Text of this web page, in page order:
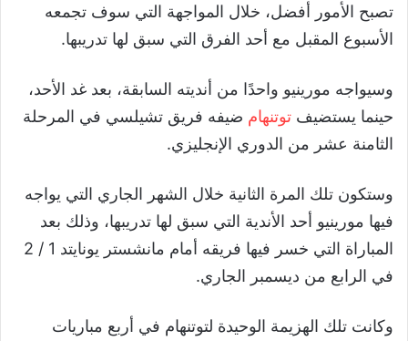
تصبح الأمور أفضل، خلال المواجهة التي سوف تجمعه
الأسبوع المقبل مع أحد الفرق التي سبق لها تدريبها.
وسيواجه مورينيو واحدًا من أنديته السابقة، بعد غد الأحد،
حينما يستضيف توتنهام ضيفه فريق تشيلسي في المرحلة
الثامنة عشر من الدوري الإنجليزي.
وستكون تلك المرة الثانية خلال الشهر الجاري التي يواجه
فيها مورينيو أحد الأندية التي سبق لها تدريبها، وذلك بعد
المباراة التي خسر فيها فريقه أمام مانشستر يونايتد 1 / 2
في الرابع من ديسمبر الجاري.
وكانت تلك الهزيمة الوحيدة لتوتنهام في أربع مباريات